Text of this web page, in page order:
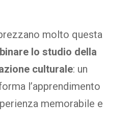
molto questa
lo studio della
culturale: un
l’apprendimento
memorabile e